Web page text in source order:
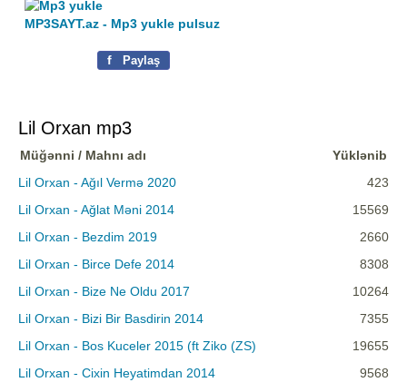
MP3SAYT.az - Mp3 yukle pulsuz
f Paylaş
Lil Orxan mp3
Müğənni / Mahnı adı
Yüklənib
Lil Orxan - Ağıl Vermə 2020
423
Lil Orxan - Ağlat Məni 2014
15569
Lil Orxan - Bezdim 2019
2660
Lil Orxan - Birce Defe 2014
8308
Lil Orxan - Bize Ne Oldu 2017
10264
Lil Orxan - Bizi Bir Basdirin 2014
7355
Lil Orxan - Bos Kuceler 2015 (ft Ziko (ZS)
19655
Lil Orxan - Cixin Heyatimdan 2014
9568